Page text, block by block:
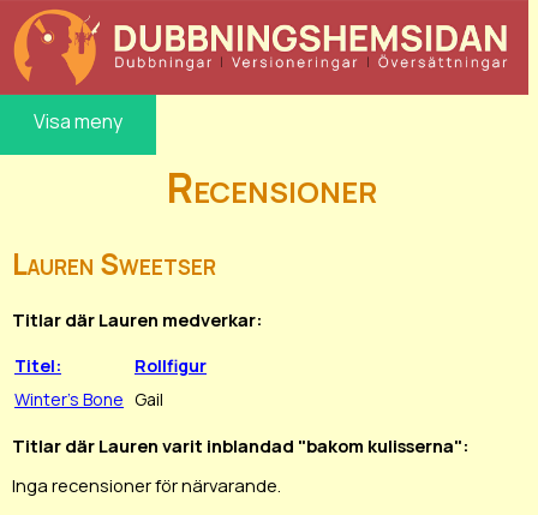
Visa meny
Recensioner
Lauren Sweetser
Titlar där Lauren medverkar:
Titel:
Rollfigur
Winter's Bone Gail
Titlar där Lauren varit inblandad "bakom kulisserna":
Inga recensioner för närvarande.